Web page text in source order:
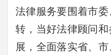
法律服务要围着市
转，当好法律顾问和
展，全面落实省、